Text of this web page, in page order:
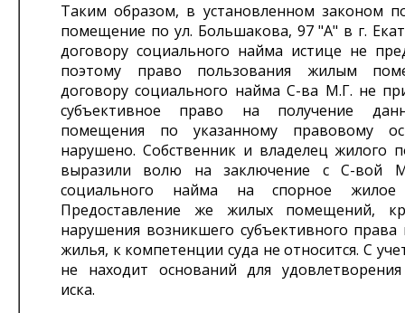
Таким образом, в установленном законом
помещение по ул. Большакова, 97 "А" в г.
договору социального найма истице не
поэтому право пользования жилым
договору социального найма С-ва М.Г. не
субъективное право на получение
помещения по указанному правовому
нарушено. Собственник и владелец жилого
выразили волю на заключение с С-вой
социального найма на спорное жилое
Предоставление же жилых помещений,
нарушения возникшего субъективного права
жилья, к компетенции суда не относится. С
не находит оснований для удовлетворения
иска.